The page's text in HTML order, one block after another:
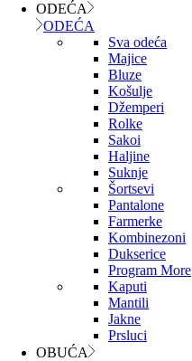
ODEĆA
ODEĆA
Sva odeća
Majice
Bluze
Košulje
Džemperi
Rolke
Sakoi
Haljine
Suknje
Šortsevi
Pantalone
Farmerke
Kombinezoni
Dukserice
Program More
Kaputi
Mantili
Jakne
Prsluci
OBUĆA